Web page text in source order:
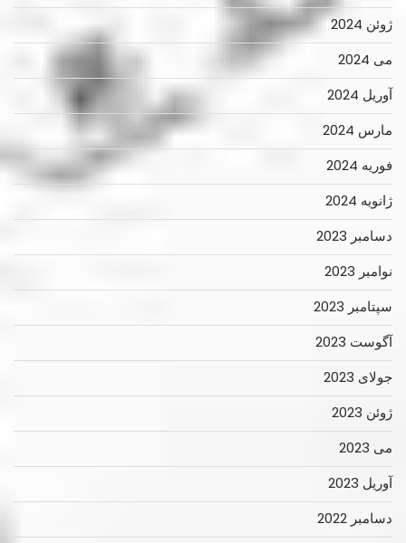
ژوئن 2024
می 2024
آوریل 2024
مارس 2024
فوریه 2024
ژانویه 2024
دسامبر 2023
نوامبر 2023
سپتامبر 2023
آگوست 2023
جولای 2023
ژوئن 2023
می 2023
آوریل 2023
دسامبر 2022